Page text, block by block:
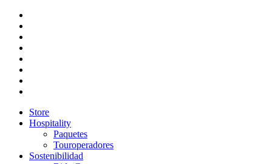
Store
Hospitality
Paquetes
Touroperadores
Sostenibilidad